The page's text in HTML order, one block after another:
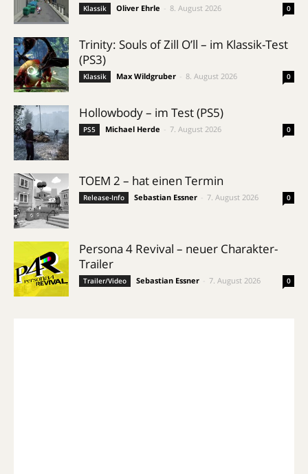
Klassik Oliver Ehrle 8. August 2026 0
Trinity: Souls of Zill O’ll – im Klassik-Test
(PS3)
Klassik Max Wildgruber 8. August 2026 0
Hollowbody – im Test (PS5)
PS5 Michael Herde 7. August 2026 0
TOEM 2 – hat einen Termin
Release-Info Sebastian Essner 7. August 2026 0
Persona 4 Revival – neuer Charakter-
Trailer
Trailer/Video Sebastian Essner 7. August 2026 0